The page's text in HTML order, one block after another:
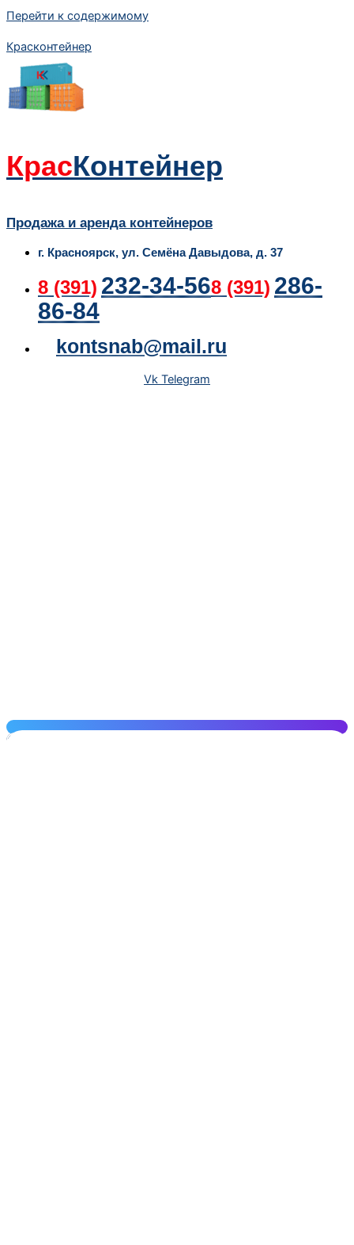
Перейти к содержимому
Красконтейнер
КрасКонтейнер
Продажа и аренда контейнеров
г. Красноярск, ул. Семёна Давыдова, д. 37
8 (391) 232-34-568 (391) 286-
86-84
kontsnab@mail.ru
Vk Telegram